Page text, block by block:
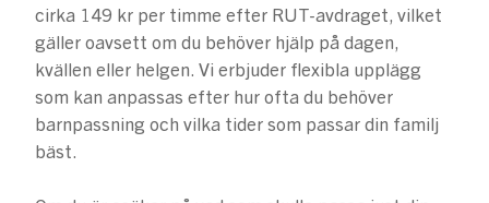
cirka 149 kr per timme efter RUT-avdraget, vilket
gäller oavsett om du behöver hjälp på dagen,
kvällen eller helgen. Vi erbjuder flexibla upplägg
som kan anpassas efter hur ofta du behöver
barnpassning och vilka tider som passar din familj
bäst.